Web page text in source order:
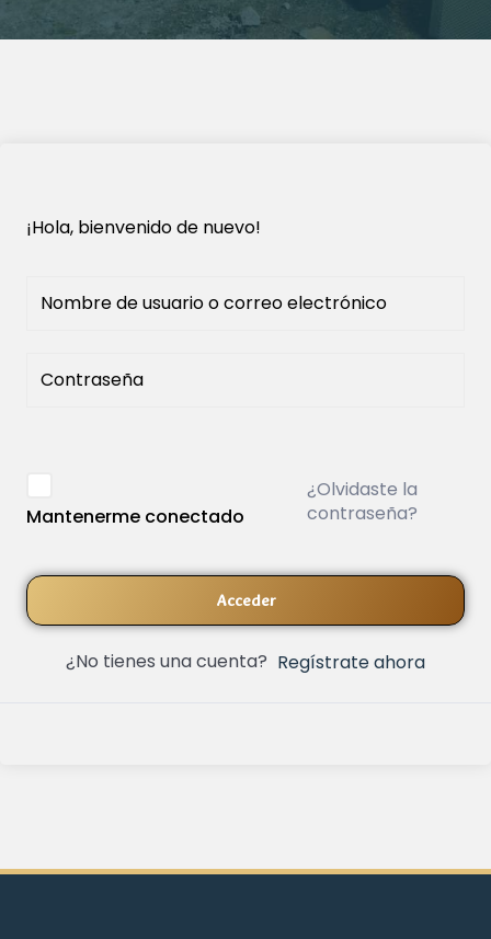
¡Hola, bienvenido de nuevo!
Mantenerme conectado
¿Olvidaste la
contraseña?
Acceder
¿No tienes una cuenta? Regístrate ahora